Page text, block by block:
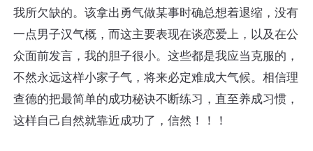
我所欠缺的。该拿出勇气做某事时确总想着退缩，没有
一点男子汉气概，而这主要表现在谈恋爱上，以及在公
众面前发言，我的胆子很小。这些都是我应当克服的，
不然永远这样小家子气，将来必定难成大气候。相信理
查德的把最简单的成功秘诀不断练习，直至养成习惯，
这样自己自然就靠近成功了，信然！！！